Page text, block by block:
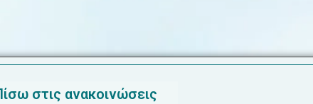
στις ανακοινώσεις